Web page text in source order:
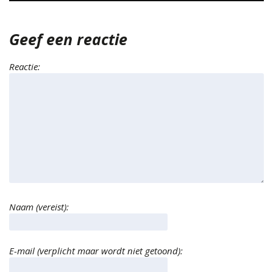
Geef een reactie
Reactie:
Naam (vereist):
E-mail (verplicht maar wordt niet getoond):